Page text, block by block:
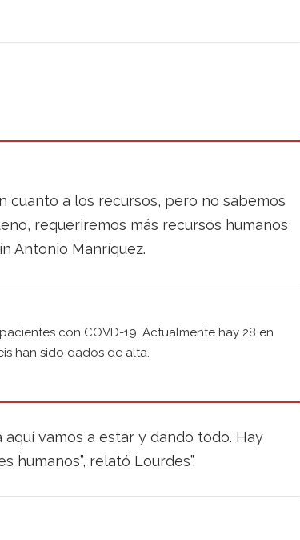
cuanto a los recursos, pero no sabemos
requeriremos más recursos humanos
Antonio Manríquez.
con COVD-19. Actualmente hay 28 en
han sido dados de alta.
vamos a estar y dando todo. Hay
humanos”, relató Lourdes”.